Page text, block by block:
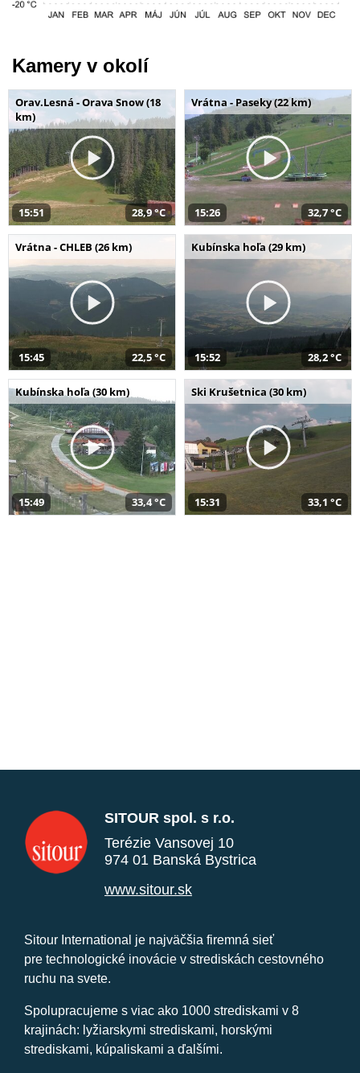
Kamery v okolí
Orav.Lesná - Orava Snow (18
km)
15:51 28,9 °C
Vrátna - Paseky (22 km)
15:26 32,7 °C
Vrátna - CHLEB (26 km)
15:45 22,5 °C
Kubínska hoľa (29 km)
15:52 28,2 °C
Kubínska hoľa (30 km)
15:49 33,4 °C
Ski Krušetnica (30 km)
15:31 33,1 °C
SITOUR spol. s r.o.
Terézie Vansovej 10
974 01 Banská Bystrica
www.sitour.sk
Sitour International je najväčšia firemná sieť
pre technologické inovácie v strediskách cestovného
ruchu na svete.
Spolupracujeme s viac ako 1000 strediskami v 8
krajinách: lyžiarskymi strediskami, horskými
strediskami, kúpaliskami a ďalšími.